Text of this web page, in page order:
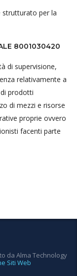
strutturato per la
8001030420
di supervisione,
relativamente a
prodotti
di mezzi e risorse
proprie ovvero
facenti parte
da Alma Technology
Siti Web